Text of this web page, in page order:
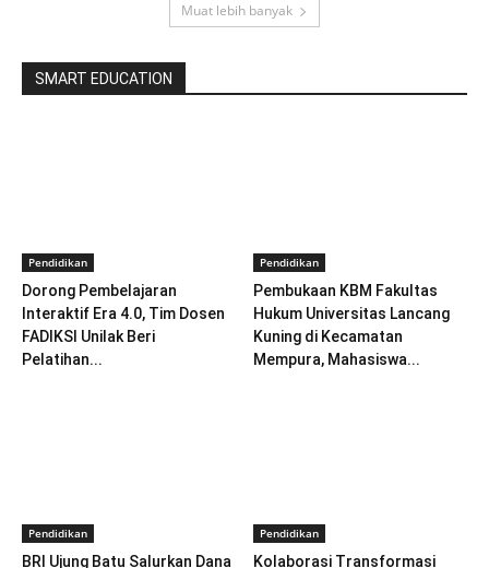
Muat lebih banyak
SMART EDUCATION
Pendidikan
Dorong Pembelajaran
Interaktif Era 4.0, Tim Dosen
FADIKSI Unilak Beri
Pelatihan...
Pendidikan
Pembukaan KBM Fakultas
Hukum Universitas Lancang
Kuning di Kecamatan
Mempura, Mahasiswa...
Pendidikan
BRI Ujung Batu Salurkan Dana
Pendidikan
Kolaborasi Transformasi